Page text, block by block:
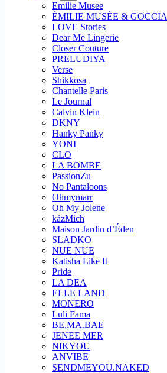
Emilie Musee
ÉMILIE MUSÉE & GOCCIA
LOVE Stories
Dear Me Lingerie
Closer Couture
PRELUDIYA
Verse
Shikkosa
Chantelle Paris
Le Journal
Calvin Klein
DKNY
Hanky Panky
YONI
CLO
LA BOMBE
PassionZu
No Pantaloons
Ohmymarr
Oh My Jolene
kázMich
Maison Jardin d’Éden
SLADKO
NUE NUE
Katisha Like It
Pride
LA DEA
ELLE LAND
MONERO
Luli Fama
BE.MA.BAE
JENEE MER
NIKYOU
ANVIBE
SENDMEYOU.NAKED